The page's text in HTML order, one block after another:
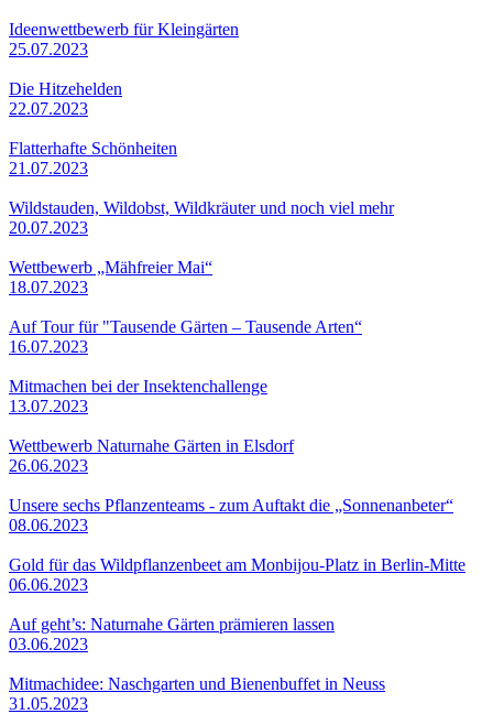
Ideenwettbewerb für Kleingärten
25.07.2023
Die Hitzehelden
22.07.2023
Flatterhafte Schönheiten
21.07.2023
Wildstauden, Wildobst, Wildkräuter und noch viel mehr
20.07.2023
Wettbewerb „Mähfreier Mai“
18.07.2023
Auf Tour für "Tausende Gärten – Tausende Arten“
16.07.2023
Mitmachen bei der Insektenchallenge
13.07.2023
Wettbewerb Naturnahe Gärten in Elsdorf
26.06.2023
Unsere sechs Pflanzenteams - zum Auftakt die „Sonnenanbeter“
08.06.2023
Gold für das Wildpflanzenbeet am Monbijou-Platz in Berlin-Mitte
06.06.2023
Auf geht’s: Naturnahe Gärten prämieren lassen
03.06.2023
Mitmachidee: Naschgarten und Bienenbuffet in Neuss
31.05.2023